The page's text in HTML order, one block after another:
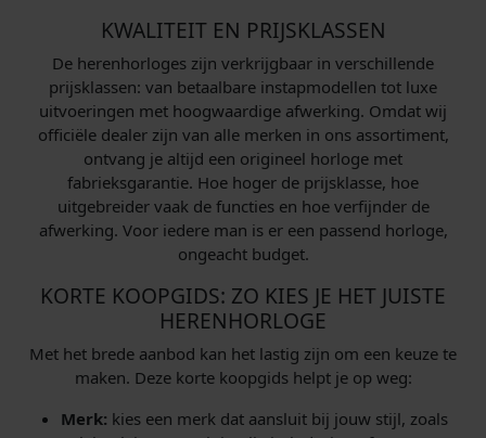
KWALITEIT EN PRIJSKLASSEN
De herenhorloges zijn verkrijgbaar in verschillende
prijsklassen: van betaalbare instapmodellen tot luxe
uitvoeringen met hoogwaardige afwerking. Omdat wij
officiële dealer zijn van alle merken in ons assortiment,
ontvang je altijd een origineel horloge met
fabrieksgarantie. Hoe hoger de prijsklasse, hoe
uitgebreider vaak de functies en hoe verfijnder de
afwerking. Voor iedere man is er een passend horloge,
ongeacht budget.
KORTE KOOPGIDS: ZO KIES JE HET JUISTE
HERENHORLOGE
Met het brede aanbod kan het lastig zijn om een keuze te
maken. Deze korte koopgids helpt je op weg:
Merk: kies een merk dat aansluit bij jouw stijl, zoals